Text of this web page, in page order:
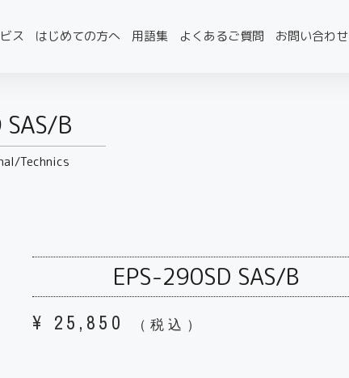
ス はじめての方へ 用語集 よくあるご質問 お問い合わせ
B
Technics
EPS-290SD SAS/B
¥ 25,850 （税込）